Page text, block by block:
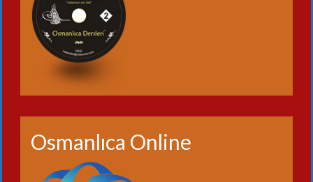
Osmanlıca Online